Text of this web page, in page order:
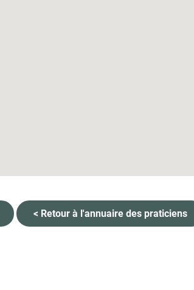
< Retour à l'annuaire des praticiens